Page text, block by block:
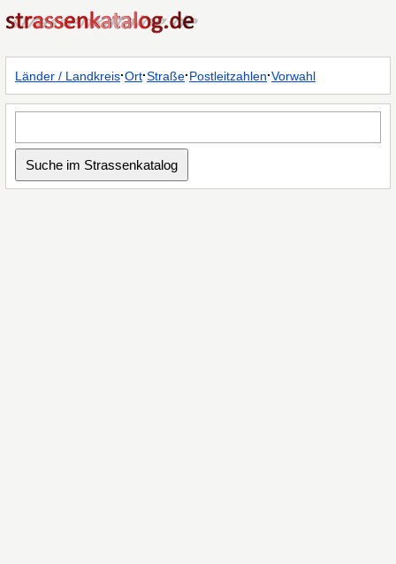
Länder / Landkreis·Ort·Straße·Postleitzahlen·Vorwahl